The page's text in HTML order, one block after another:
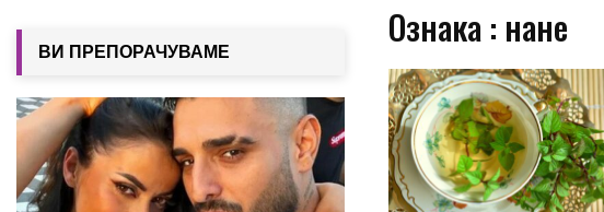
Ознака : нане
ВИ ПРЕПОРАЧУВАМЕ